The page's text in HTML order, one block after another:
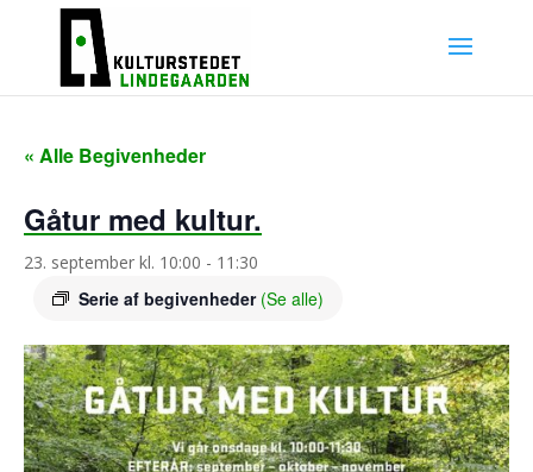
« Alle Begivenheder
Gåtur med kultur.
23. september kl. 10:00 - 11:30
Serie af begivenheder (Se alle)